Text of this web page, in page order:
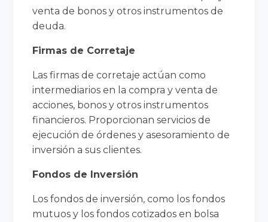
venta de bonos y otros instrumentos de
deuda.
Firmas de Corretaje
Las firmas de corretaje actúan como
intermediarios en la compra y venta de
acciones, bonos y otros instrumentos
financieros. Proporcionan servicios de
ejecución de órdenes y asesoramiento de
inversión a sus clientes.
Fondos de Inversión
Los fondos de inversión, como los fondos
mutuos y los fondos cotizados en bolsa